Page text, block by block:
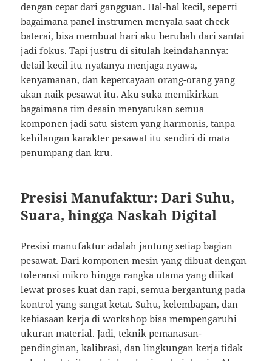
dengan cepat dari gangguan. Hal-hal kecil, seperti
bagaimana panel instrumen menyala saat check
baterai, bisa membuat hari aku berubah dari santai
jadi fokus. Tapi justru di situlah keindahannya:
detail kecil itu nyatanya menjaga nyawa,
kenyamanan, dan kepercayaan orang-orang yang
akan naik pesawat itu. Aku suka memikirkan
bagaimana tim desain menyatukan semua
komponen jadi satu sistem yang harmonis, tanpa
kehilangan karakter pesawat itu sendiri di mata
penumpang dan kru.
Presisi Manufaktur: Dari Suhu,
Suara, hingga Naskah Digital
Presisi manufaktur adalah jantung setiap bagian
pesawat. Dari komponen mesin yang dibuat dengan
toleransi mikro hingga rangka utama yang diikat
lewat proses kuat dan rapi, semua bergantung pada
kontrol yang sangat ketat. Suhu, kelembapan, dan
kebiasaan kerja di workshop bisa mempengaruhi
ukuran material. Jadi, teknik pemanasan-
pendinginan, kalibrasi, dan lingkungan kerja tidak